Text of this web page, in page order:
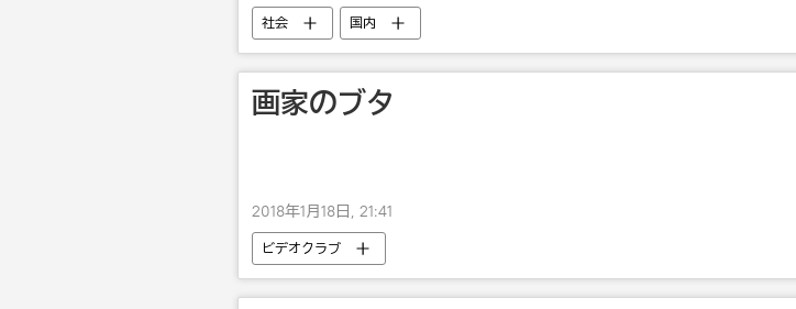
社会 国内
画家のブタ
2018年1月18日, 21:41
ビデオクラブ